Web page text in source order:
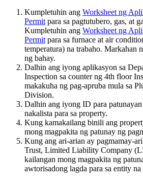
Kumpletuhin ang Worksheet ng
Permit para sa pagtutubero, gas, at
Kumpletuhin ang Worksheet ng
Permit para sa furnace at air
temperatura) na trabaho. Markahan
ng bahay.
Dalhin ang iyong aplikasyon sa
Inspection sa counter ng 4th floor
makakuha ng pag-apruba mula sa
Division.
Dalhin ang iyong ID para
nakalista para sa property.
Kung kamakailang binili ang
mong magpakita ng patunay ng
Kung ang ari-arian ay pagmamay-
Trust, Limited Liability Company
kailangan mong magpakita ng
awtorisadong lagda para sa entity